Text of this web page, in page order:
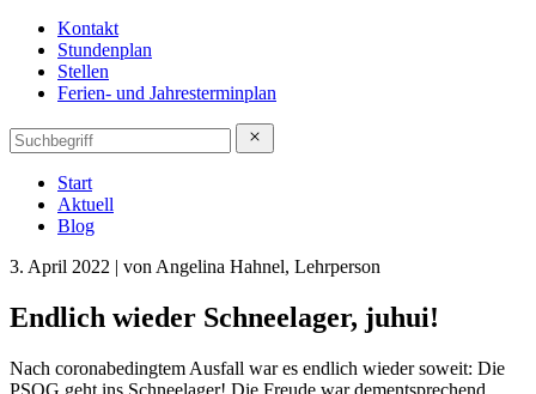
Kontakt
Stundenplan
Stellen
Ferien- und Jahresterminplan
Start
Aktuell
Blog
3. April 2022 | von Angelina Hahnel, Lehrperson
Endlich wieder Schneelager, juhui!
Nach coronabedingtem Ausfall war es endlich wieder soweit: Die